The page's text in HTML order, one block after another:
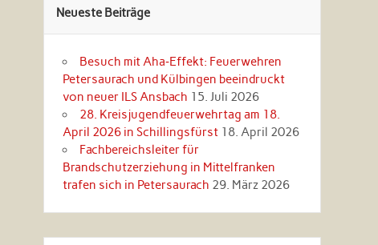
Neueste Beiträge
Besuch mit Aha‑Effekt: Feuerwehren
Petersaurach und Külbingen beeindruckt
von neuer ILS Ansbach 15. Juli 2026
28. Kreisjugendfeuerwehrtag am 18.
April 2026 in Schillingsfürst 18. April 2026
Fachbereichsleiter für
Brandschutzerziehung in Mittelfranken
trafen sich in Petersaurach 29. März 2026